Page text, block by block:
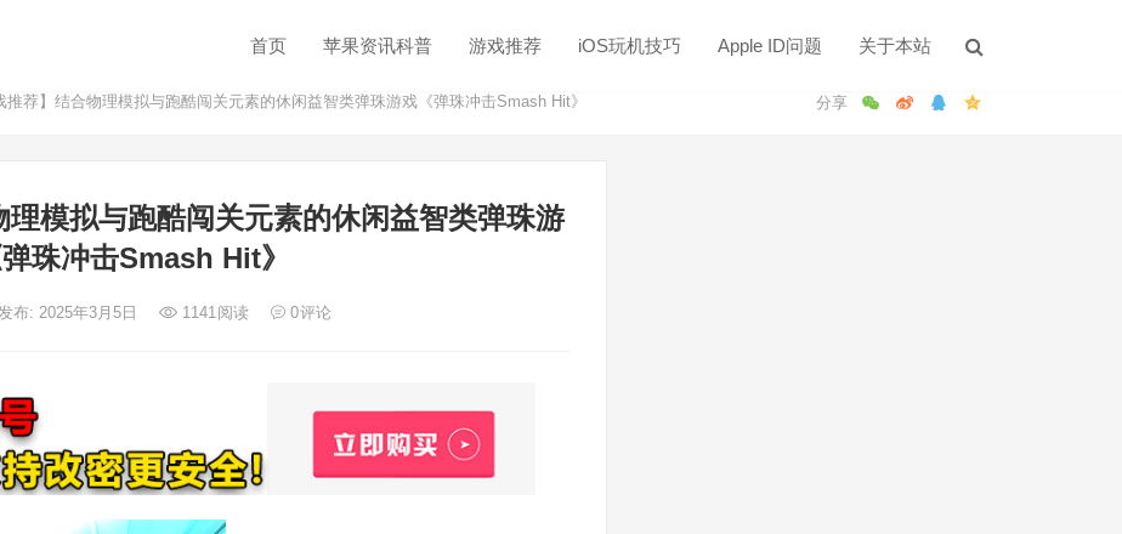
首页 苹果资讯科普 游戏推荐 iOS玩机技巧 Apple ID问题 关于本站
推荐】结合物理模拟与跑酷闯关元素的休闲益智类弹珠游戏《弹珠冲击Smash Hit》
模拟与跑酷闯关元素的休闲益智类弹珠游
珠冲击Smash Hit》
布: 2025年3月5日 1141阅读 0评论